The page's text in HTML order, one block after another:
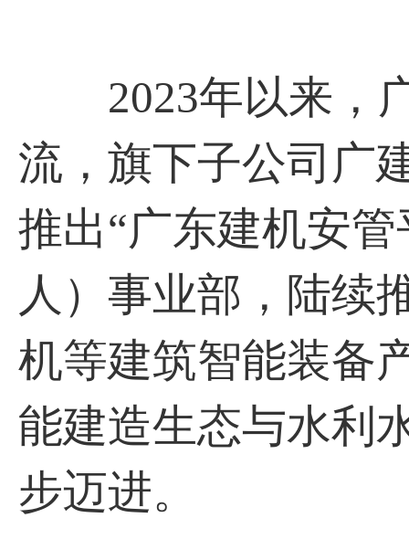
2023年以来，广
流，旗下子公司广
推出“⼴东建机安
人）事业部，陆续
机等建筑智能装备
能建造⽣态与⽔利
步迈进。